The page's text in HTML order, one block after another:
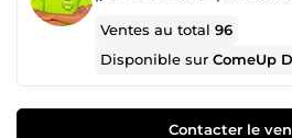
Ventes au total96
Disponible surComeUp
Contacter le